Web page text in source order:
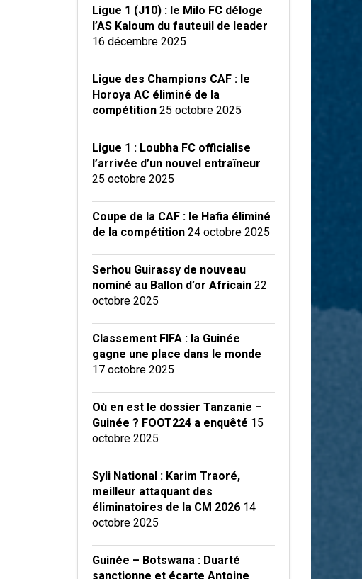
Ligue 1 (J10) : le Milo FC déloge
l’AS Kaloum du fauteuil de leader
16 décembre 2025
Ligue des Champions CAF : le
Horoya AC éliminé de la
compétition 25 octobre 2025
Ligue 1 : Loubha FC officialise
l’arrivée d’un nouvel entraîneur
25 octobre 2025
Coupe de la CAF : le Hafia éliminé
de la compétition 24 octobre 2025
Serhou Guirassy de nouveau
nominé au Ballon d’or Africain 22
octobre 2025
Classement FIFA : la Guinée
gagne une place dans le monde
17 octobre 2025
Où en est le dossier Tanzanie –
Guinée ? FOOT224 a enquêté 15
octobre 2025
Syli National : Karim Traoré,
meilleur attaquant des
éliminatoires de la CM 2026 14
octobre 2025
Guinée – Botswana : Duarté
sanctionne et écarte Antoine